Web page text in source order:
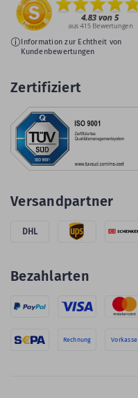
Information zur Echtheit von
Kundenbewertungen
Zertifiziert
Versandpartner
DHL
Bezahlarten
Rechnung Vorkasse